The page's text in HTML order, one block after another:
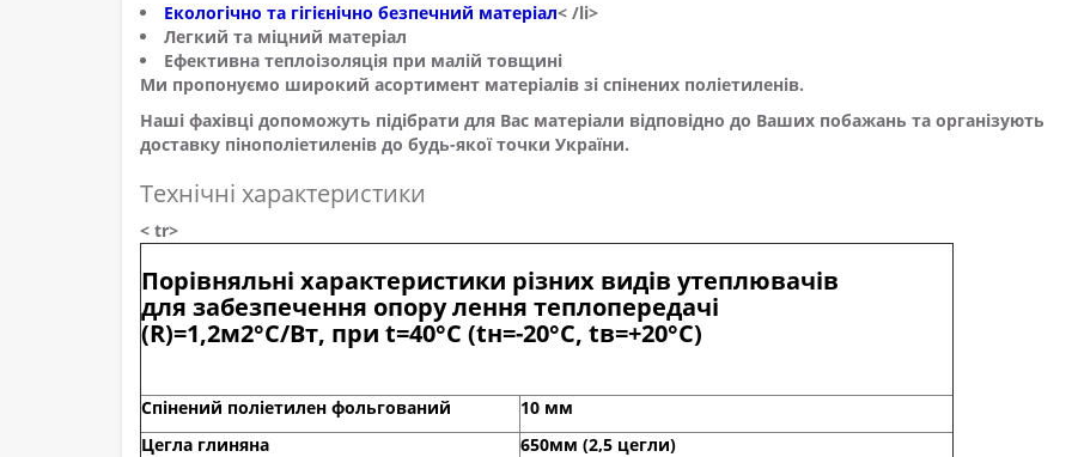
Екологічно та гігієнічно безпечний матеріал< /li>
Легкий та міцний матеріал
Ефективна теплоізоляція при малій товщині
Ми пропонуємо широкий асортимент матеріалів зі спінених поліетиленів.
Наші фахівці допоможуть підібрати для Вас матеріали відповідно до Ваших побажань та організують
доставку пінополіетиленів до будь-якої точки України.
Технічні характеристики
< tr>
Порівняльні характеристики різних видів утеплювачів
для забезпечення опору лення теплопередачі
(R)=1,2м2°С/Вт, при t=40°C (tн=-20°C, tв=+20°С)
Спінений поліетилен фольгований
10 мм
Цегла глиняна
650мм (2,5 цегли)